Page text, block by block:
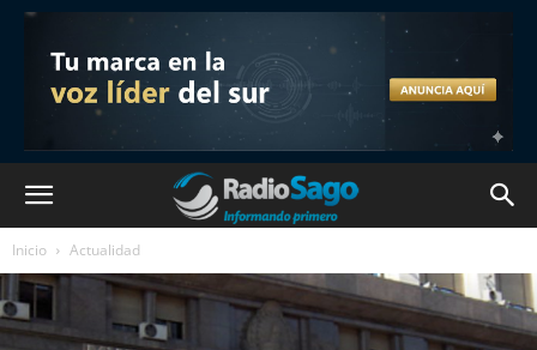
Inicio Actualidad